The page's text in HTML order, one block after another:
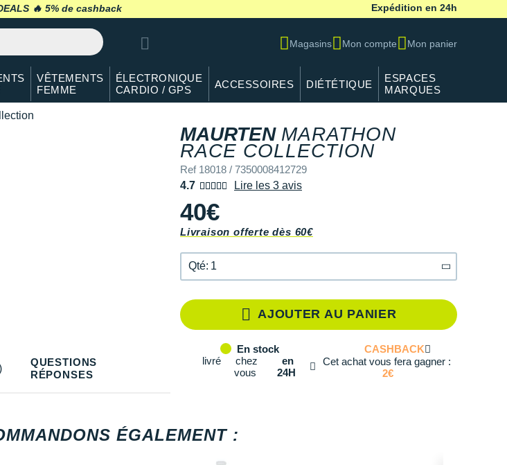
🔥 retour 30 jours* Expédition en 24h
Magasins Mon compte Mon panier
VÊTEMENTS
FEMME
ÉLECTRONIQUE
CARDIO / GPS
ACCESSOIRES DIÉTÉTIQUE
ESPACES
MARQUES
MAURTEN MARATHON
RACE COLLECTION
Ref 18018 / 7350008412729
4.7
Lire les 3 avis
40€
Livraison offerte dès 60€
Qté: 1
AJOUTER AU PANIER
En stock
livré
chez
vous
en
24H
CASHBACK
Cet achat vous fera gagner :
2€
QUESTIONS
RÉPONSES
ÉGALEMENT :
Qté: 2